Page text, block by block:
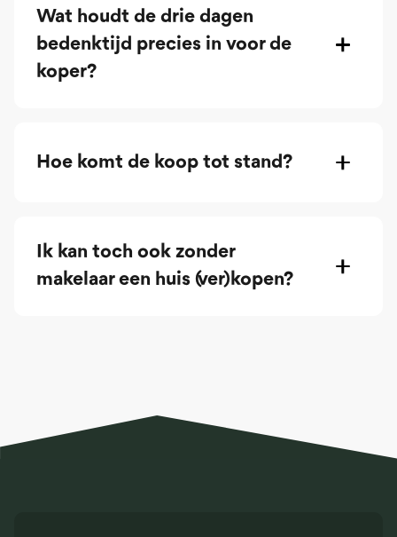
Wat houdt de drie dagen
bedenktijd precies in voor de
koper?
Hoe komt de koop tot stand?
Ik kan toch ook zonder
makelaar een huis (ver)kopen?